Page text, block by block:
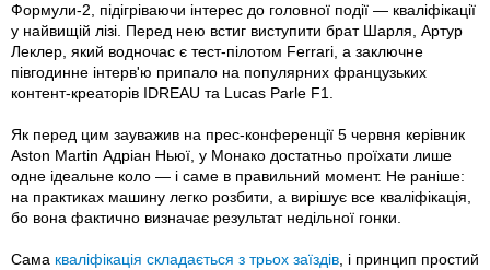
Формули-2, підігріваючи інтерес до головної події — кваліфікації
у найвищій лізі. Перед нею встиг виступити брат Шарля, Артур
Леклер, який водночас є тест-пілотом Ferrari, а заключне
півгодинне інтерв'ю припало на популярних французьких
контент-креаторів IDREAU та Lucas Parle F1.
Як перед цим зауважив на прес-конференції 5 червня керівник
Aston Martin Адріан Ньюї, у Монако достатньо проїхати лише
одне ідеальне коло — і саме в правильний момент. Не раніше:
на практиках машину легко розбити, а вирішує все кваліфікація,
бо вона фактично визначає результат недільної гонки.
Сама кваліфікація складається з трьох заїздів, і принцип простий